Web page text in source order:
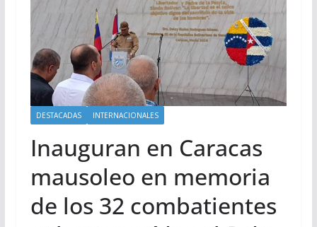
DESTACADAS INTERNACIONALES
Inauguran en Caracas
mausoleo en memoria
de los 32 combatientes